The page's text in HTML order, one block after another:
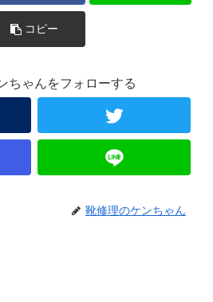
コピー
ちゃんをフォローする
靴修理のケンちゃん